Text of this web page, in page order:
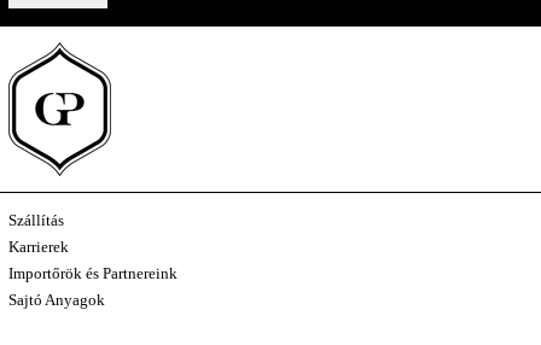
Szállítás
Karrierek
Importőrök és Partnereink
Sajtó Anyagok